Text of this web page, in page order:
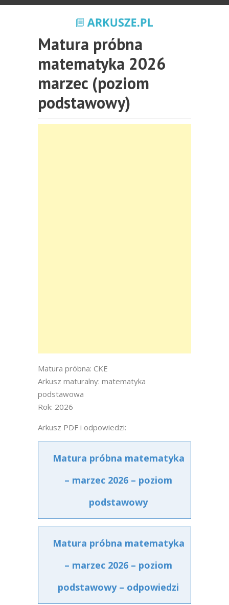
Matura próbna
matematyka 2026
marzec (poziom
podstawowy)
Matura próbna: CKE
Arkusz maturalny: matematyka
podstawowa
Rok: 2026
Arkusz PDF i odpowiedzi:
Matura próbna matematyka
– marzec 2026 – poziom
podstawowy
Matura próbna matematyka
– marzec 2026 – poziom
podstawowy – odpowiedzi